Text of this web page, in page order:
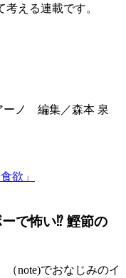
える連載です。
ーノ 編集／森本 泉
欲」
で怖い⁉ 鰹節の
（note)でおなじみのイ